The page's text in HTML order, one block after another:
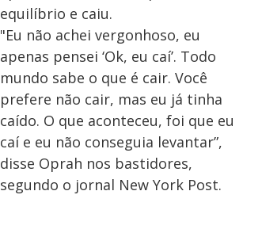
equilíbrio e caiu.
"Eu não achei vergonhoso, eu
apenas pensei ‘Ok, eu caí’. Todo
mundo sabe o que é cair. Você
prefere não cair, mas eu já tinha
caído. O que aconteceu, foi que eu
caí e eu não conseguia levantar”,
disse Oprah nos bastidores,
segundo o jornal New York Post.